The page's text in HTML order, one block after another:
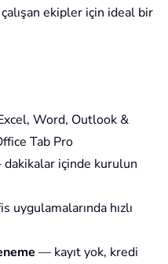
ekipler için ideal bir
Word, Outlook &
Tab Pro
içinde kurulun
uygulamalarında hızlı
— kayıt yok, kredi